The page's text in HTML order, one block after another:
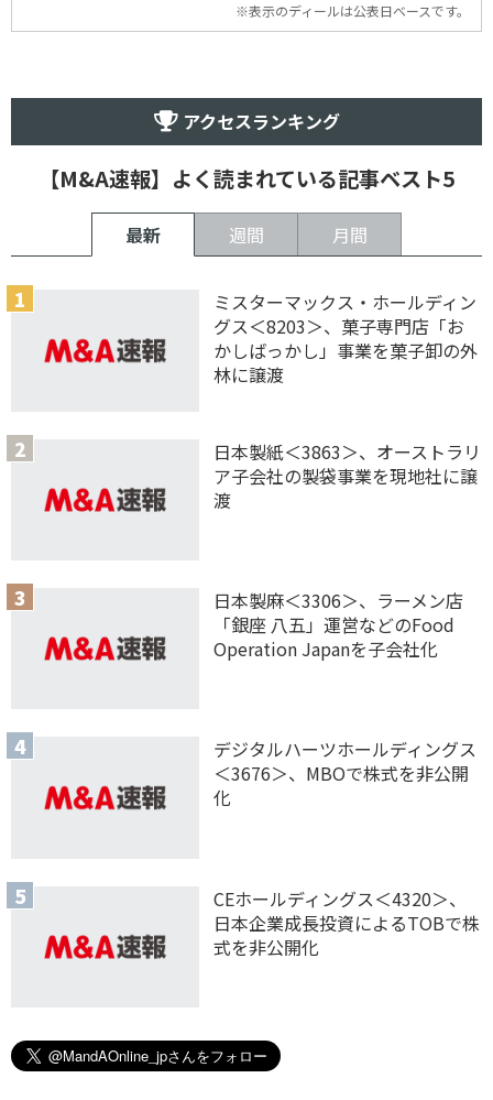
※表示のディールは公表日ベースです。
アクセスランキング
【M&A速報】よく読まれている記事ベスト5
最新 週間 月間
ミスターマックス・ホールディン
グス＜8203＞、菓子専門店「お
かしばっかし」事業を菓子卸の外
林に譲渡
日本製紙＜3863＞、オーストラリ
ア子会社の製袋事業を現地社に譲
渡
日本製麻＜3306＞、ラーメン店
「銀座 八五」運営などのFood
Operation Japanを子会社化
デジタルハーツホールディングス
＜3676＞、MBOで株式を非公開
化
CEホールディングス＜4320＞、
日本企業成長投資によるTOBで株
式を非公開化